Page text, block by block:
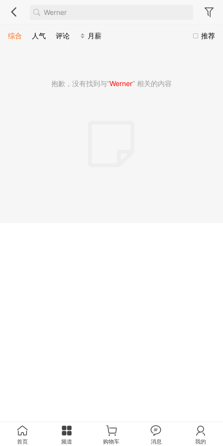
推荐
综合 人气 评论 月薪
抱歉，没有找到与“Werner” 相关的内容
首页 频道 购物车 消息 我的